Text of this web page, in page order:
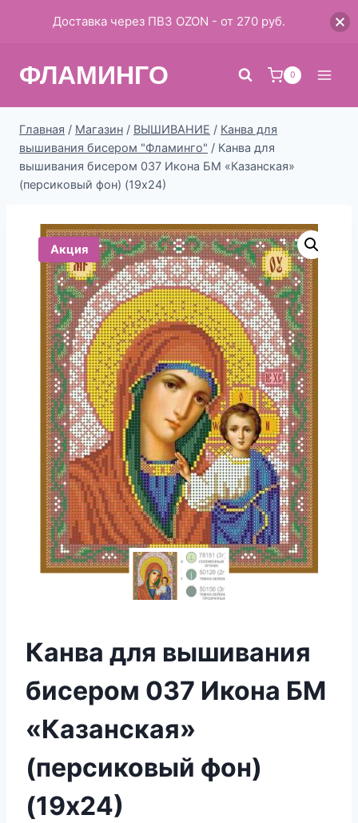
ФЛАМИНГО 0
Главная / Магазин / ВЫШИВАНИЕ / Канва для
вышивания бисером "Фламинго" / Канва для
вышивания бисером 037 Икона БМ «Казанская»
(персиковый фон) (19х24)
Акция
Канва для вышивания
бисером 037 Икона БМ
«Казанская»
(персиковый фон)
(19х24)
Доставка через ПВЗ OZON - от 270 руб.